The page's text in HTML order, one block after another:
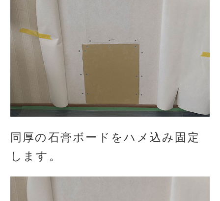
同厚の石膏ボードをハメ込み固定
します。